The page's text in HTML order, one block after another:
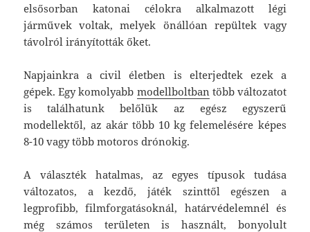
elsősorban katonai célokra alkalmazott légi
járművek voltak, melyek önállóan repültek vagy
távolról irányították őket.
Napjainkra a civil életben is elterjedtek ezek a
gépek. Egy komolyabb modellboltban több változatot
is találhatunk belőlük az egész egyszerű
modellektől, az akár több 10 kg felemelésére képes
8-10 vagy több motoros drónokig.
A választék hatalmas, az egyes típusok tudása
változatos, a kezdő, játék szinttől egészen a
legprofibb, filmforgatásoknál, határvédelemnél és
még számos területen is használt, bonyolult